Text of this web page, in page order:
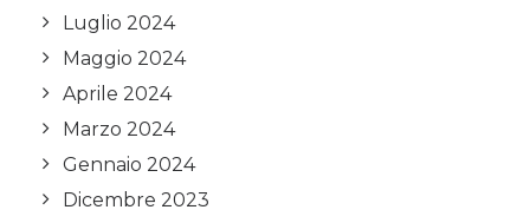
Luglio 2024
Maggio 2024
Aprile 2024
Marzo 2024
Gennaio 2024
Dicembre 2023